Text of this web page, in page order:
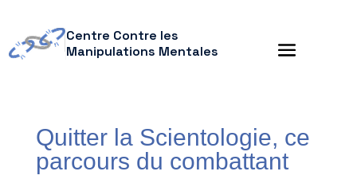
Centre Contre les
Manipulations Mentales
Quitter la Scientologie, ce
parcours du combattant